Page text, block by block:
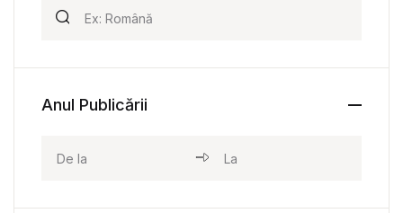
Anul Publicării